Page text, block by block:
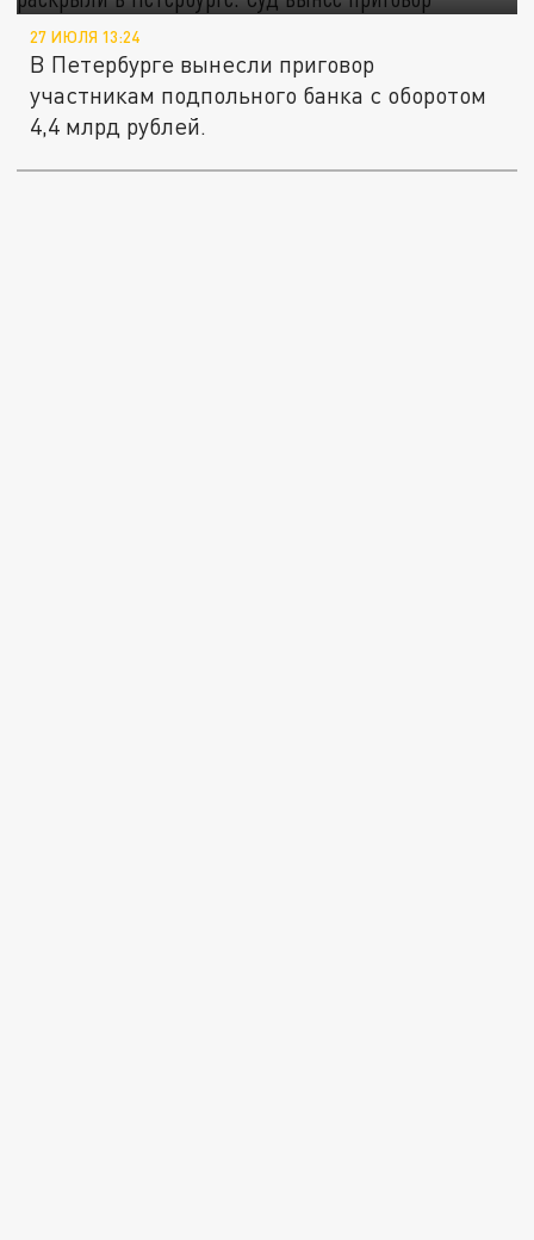
27 ИЮЛЯ 13:24
В Петербурге вынесли приговор
участникам подпольного банка с оборотом
4,4 млрд рублей.